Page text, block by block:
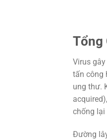
Tổng
Virus
tấn công
ung thư.
chống lại
Đường